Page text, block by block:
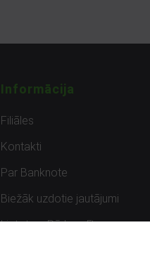
Informācija
Filiāles
Kontakti
Par Banknote
Biežāk uzdotie jautājumi
Lietots – Pārbaudīts